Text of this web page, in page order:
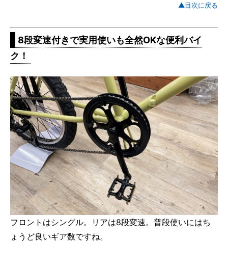
▲目次に戻る
8段変速付きで実用使いも全然OKな便利バイ
ク！
フロントはシングル。リアは8段変速。普段使いにはち
ょうど良いギア数ですね。